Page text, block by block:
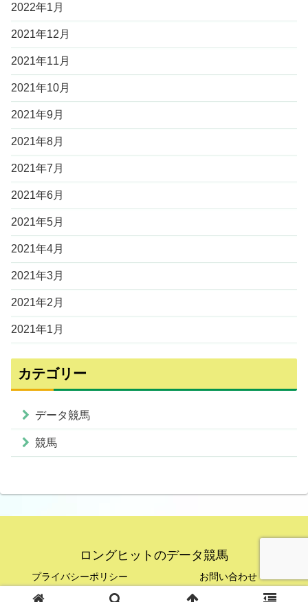
2022年1月
2021年12月
2021年11月
2021年10月
2021年9月
2021年8月
2021年7月
2021年6月
2021年5月
2021年4月
2021年3月
2021年2月
2021年1月
カテゴリー
データ競馬
競馬
ロングヒットのデータ競馬
プライバシーポリシー お問い合わせ